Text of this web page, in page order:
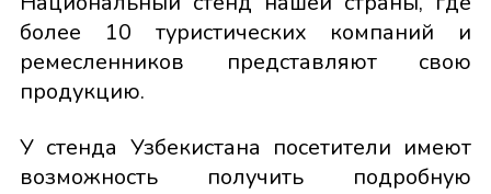
более 10 туристических компаний и
ремесленников представляют свою
продукцию.
У стенда Узбекистана посетители имеют
возможность получить подробную